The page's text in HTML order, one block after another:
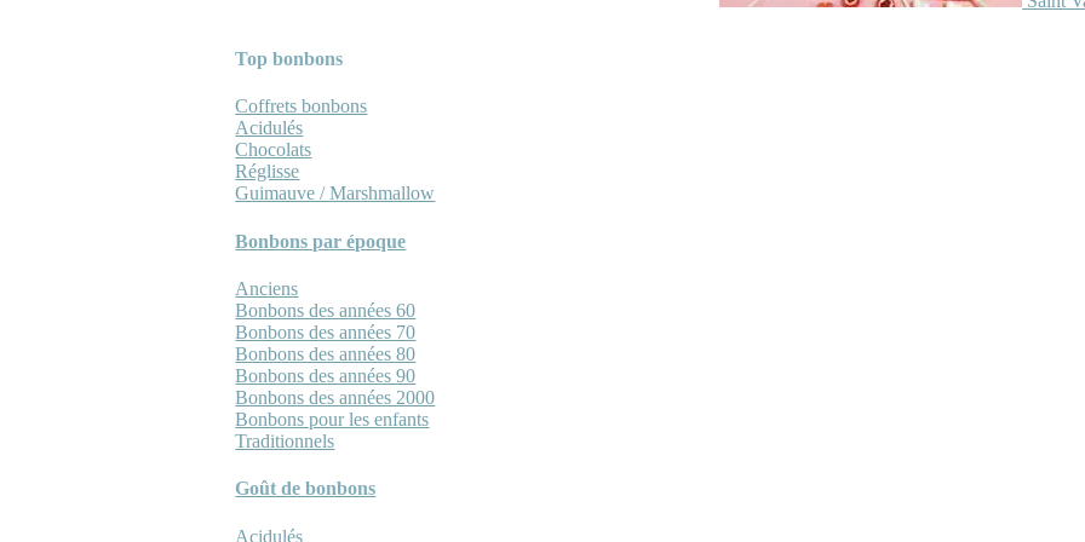
Top bonbons
Coffrets bonbons
Acidulés
Chocolats
Réglisse
Guimauve / Marshmallow
Bonbons par époque
Anciens
Bonbons des années 60
Bonbons des années 70
Bonbons des années 80
Bonbons des années 90
Bonbons des années 2000
Bonbons pour les enfants
Traditionnels
Goût de bonbons
Acidulés